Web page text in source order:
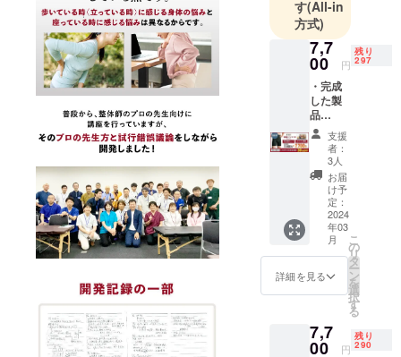
法士を取
得。治療家
の道へ。
その後山梨
県のAKA-博
田法専門病
院で修行。
そのテク
ニックをさ
らに進化・
改良したAKS
療法を開
発。
現在はどこ
へ行っても
みの「最後
の砦」とし
す(All-in
方式)
7,7
00 円
残り
297
・完成
した製
品
『【男
性用】
ゆる圧
整体パ
ンツ
ファシ
ア＋』1
点 [一般
販売予
定価格
11,000
円の商
Fである
7,700円
支援
者：
3人
お届
け予
定：
2024
年03
月
詳細を見る
こ
の
リ
タ
ー
ン
を
選
択
す
る
7,7
00 円
残り
290